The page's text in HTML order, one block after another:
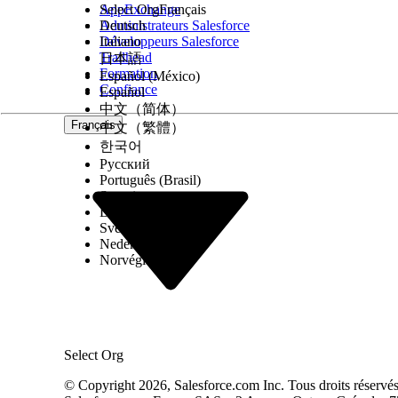
Vous pouvez par exemple définir des champs
numéro de facture du champ en regard du nom
Scores de confiance et qualité des données
Einstein attribue des scores de confiance pour
confiance élevés indiquent une extraction fiable ;
Configurez des workflows de révision dans des
scores de confiance sont inférieurs aux seuils
Révision des infrastructures et de Human-in-the-
Les workflows de révision permettent de valider
Les règles métiers nécessitent une approbation
Vous souhaitez valider la précision des données
Exigences de conformité mandat de surveillance
AppExchange
Administrateurs Salesforce
Développeurs Salesforce
Trailhead
Formation
Confiance
Français
Select Org
Select OrgFrançais
Deutsch
Italiano
日本語
Español (México)
Español
中文（简体）
中文（繁體）
한국어
Русский
Português (Brasil)
Suomi
Dansk
Svenska
Nederlands
Norvégien
© Copyright 2026, Salesforce.com Inc. Tous droits